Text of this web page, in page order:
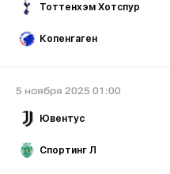
Тоттенхэм Хотспур
Копенгаген
5 ноября 2025 01:00
Ювентус
Спортинг Л